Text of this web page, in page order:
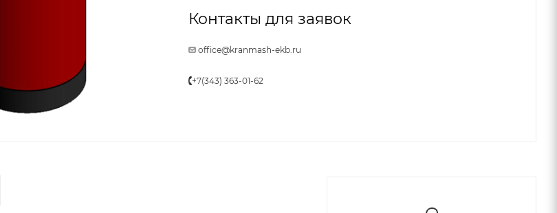
Контакты для заявок
office@kranmash-ekb.ru
+7(343) 363-01-62